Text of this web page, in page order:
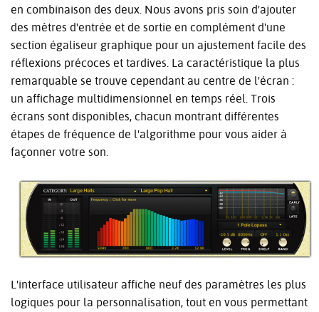
en combinaison des deux. Nous avons pris soin d'ajouter
des mètres d'entrée et de sortie en complément d'une
section égaliseur graphique pour un ajustement facile des
réflexions précoces et tardives. La caractéristique la plus
remarquable se trouve cependant au centre de l'écran :
un affichage multidimensionnel en temps réel. Trois
écrans sont disponibles, chacun montrant différentes
étapes de fréquence de l'algorithme pour vous aider à
façonner votre son.
L'interface utilisateur affiche neuf des paramètres les plus
logiques pour la personnalisation, tout en vous permettant